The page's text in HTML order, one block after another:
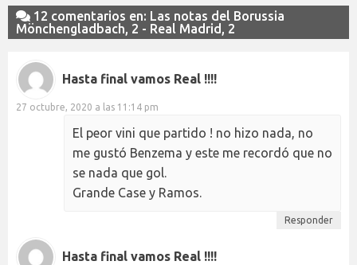
12 comentarios en: Las notas del Borussia
Mönchengladbach, 2 - Real Madrid, 2
Hasta final vamos Real !!!!
27 octubre, 2020 a las 11:14 pm
El peor vini que partido ! no hizo nada, no
me gustó Benzema y este me recordó que no
se nada que gol.
Grande Case y Ramos.
Responder
Hasta final vamos Real !!!!